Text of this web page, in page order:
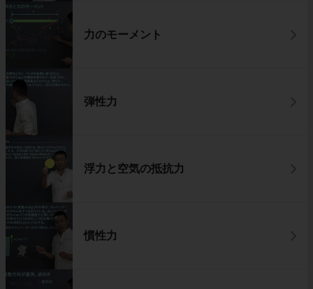
力のモーメント
弾性力
浮力と空気の抵抗力
慣性力